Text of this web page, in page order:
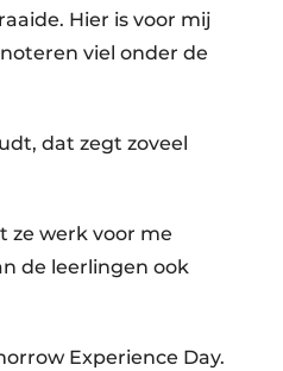
Hier is voor mij
viel onder de
dat zegt zoveel
ze werk voor me
de leerlingen ook
Experience Day.